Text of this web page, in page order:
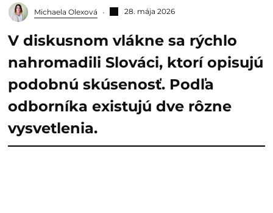
Michaela Olexová 28. mája 2026
V diskusnom vlákne sa rýchlo
nahromadili Slováci, ktorí opisujú
podobnú skúsenosť. Podľa
odborníka existujú dve rôzne
vysvetlenia.